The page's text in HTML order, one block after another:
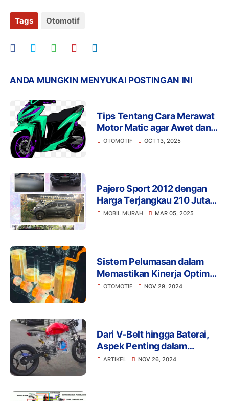
Tags Otomotif
ANDA MUNGKIN MENYUKAI POSTINGAN INI
Tips Tentang Cara Merawat
Motor Matic agar Awet dan
Nyaman digunakan Sehari-
OTOMOTIF OCT 13, 2025
Pajero Sport 2012 dengan
Harga Terjangkau 210 Juta,
Siap Menjadi Teman Setia di
MOBIL MURAH MAR 05, 2025
Sistem Pelumasan dalam
Memastikan Kinerja Optimal
dan Umur Panjang
OTOMOTIF NOV 29, 2024
Dari V-Belt hingga Baterai,
Aspek Penting dalam
Merawat Motor Listrik Agar
ARTIKEL NOV 26, 2024